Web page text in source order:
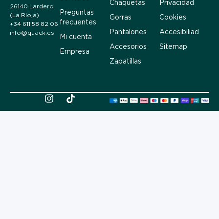
26140 Lardero
(La Rioja)
+34 611 58 82 06
info@quack.es
Preguntas
frecuentes
Mi cuenta
Empresa
Chaquetas
Gorras
Pantalones
Accesorios
Zapatillas
Privacidad
Cookies
Accesibiliad
Sitemap